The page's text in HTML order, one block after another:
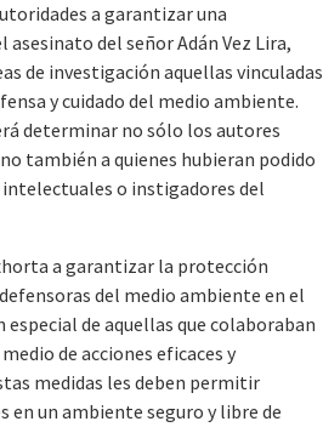
a garantizar una
del señor Adán Vez Lira,
de investigación aquellas vinculadas
y cuidado del medio ambiente.
determinar no sólo los autores
también a quienes hubieran podido
o instigadores del
a garantizar la protección
del medio ambiente en el
de aquellas que colaboraban
de acciones eficaces y
medidas les deben permitir
en un ambiente seguro y libre de